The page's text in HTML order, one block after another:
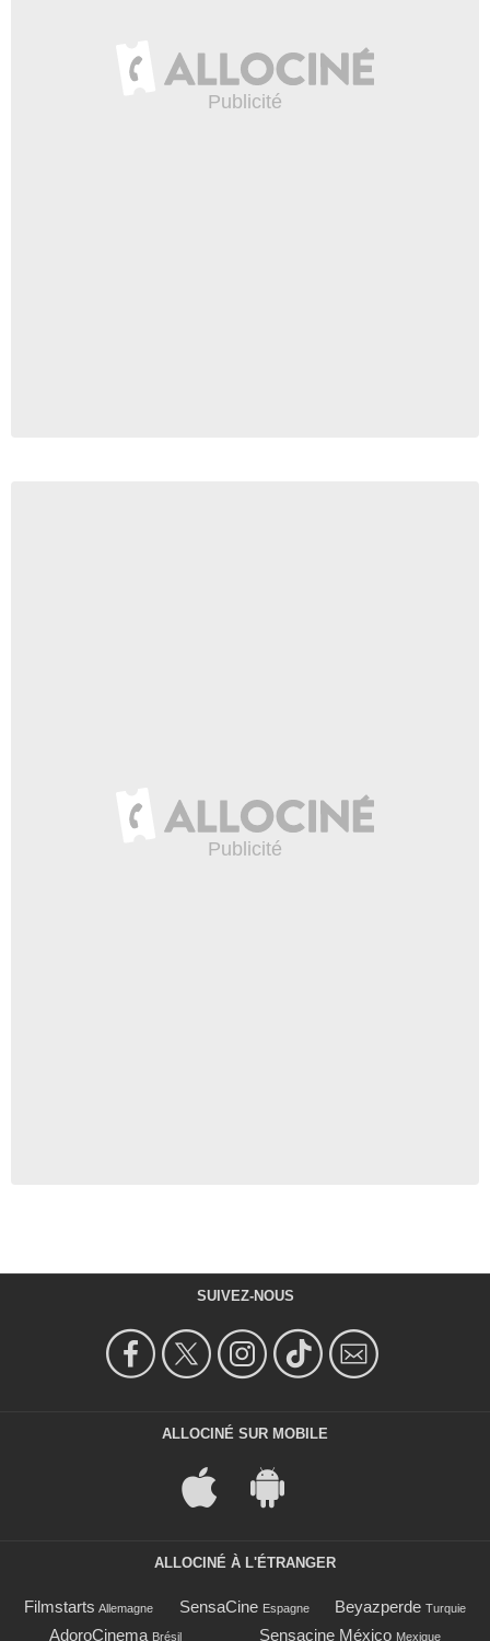
SUIVEZ-NOUS
ALLOCINÉ SUR MOBILE
ALLOCINÉ À L'ÉTRANGER
Filmstarts Allemagne SensaCine Espagne Beyazperde Turquie
AdoroCinema Brésil Sensacine México Mexique